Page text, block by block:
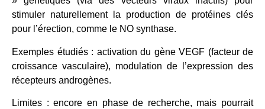
stimuler naturellement la production de protéines clés
pour l’érection, comme le NO synthase.
Exemples étudiés : activation du gène VEGF (facteur de
croissance vasculaire), modulation de l’expression des
récepteurs androgènes.
Limites : encore en phase de recherche, mais pourrait